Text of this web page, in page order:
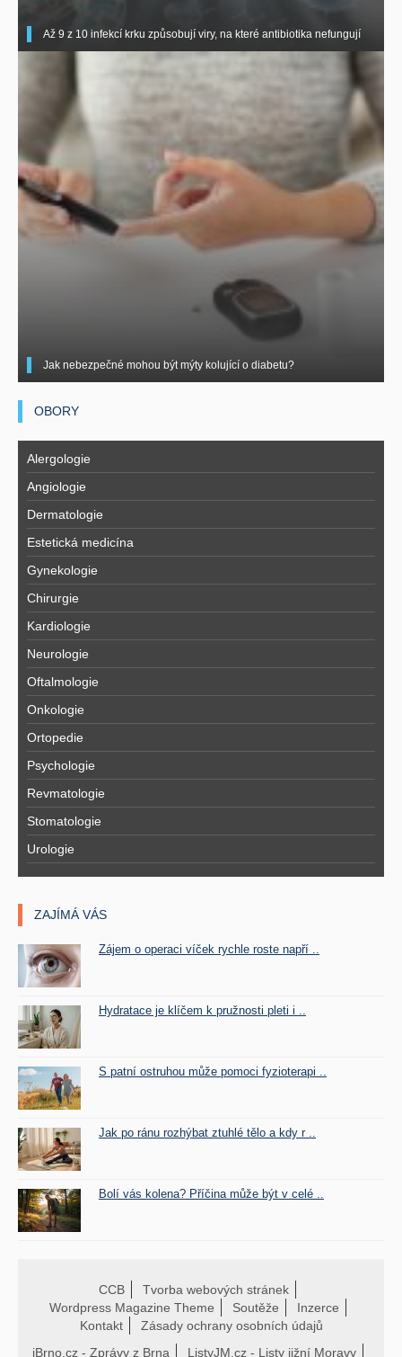
Až 9 z 10 infekcí krku způsobují viry, na které antibiotika nefungují
Jak nebezpečné mohou být mýty kolující o diabetu?
OBORY
Alergologie
Angiologie
Dermatologie
Estetická medicína
Gynekologie
Chirurgie
Kardiologie
Neurologie
Oftalmologie
Onkologie
Ortopedie
Psychologie
Revmatologie
Stomatologie
Urologie
ZAJÍMÁ VÁS
Zájem o operaci víček rychle roste napří ..
Hydratace je klíčem k pružnosti pleti i ..
S patní ostruhou může pomoci fyzioterapi ..
Jak po ránu rozhýbat ztuhlé tělo a kdy r ..
Bolí vás kolena? Příčina může být v celé ..
CCB
Tvorba webových stránek
Wordpress Magazine Theme
Soutěže
Inzerce
Kontakt
Zásady ochrany osobních údajů
iBrno.cz - Zprávy z Brna
ListyJM.cz - Listy jižní Moravy